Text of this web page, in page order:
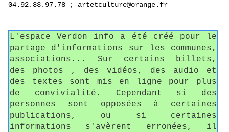
04.92.83.97.78 ; artetculture@orange.fr
L'espace Verdon info a été créé pour le
partage d'informations sur les communes,
associations... Sur certains billets,
des photos , des vidéos, des audio et
des textes sont mis en ligne pour plus
de convivialité. Cependant si des
personnes sont opposées à certaines
publications, ou si certaines
informations s'avèrent erronées, il